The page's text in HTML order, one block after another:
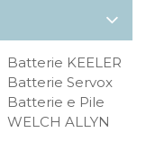
Batterie KEELER
Batterie Servox
Batterie e Pile
WELCH ALLYN